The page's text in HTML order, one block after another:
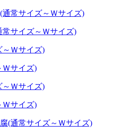
サイズ～Ｗサイズ)
Ｗサイズ)
Ｗサイズ)